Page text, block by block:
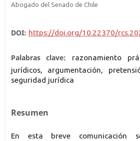
Abogado del Senado de Chile
DOI: https://doi.org/10.22370/
Palabras clave:
razonamiento
jurídicos, argumentación,
seguridad jurídica
Resumen
En esta breve comunicación